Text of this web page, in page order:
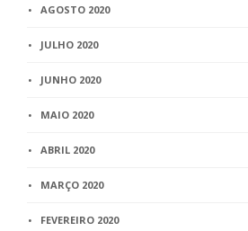
AGOSTO 2020
JULHO 2020
JUNHO 2020
MAIO 2020
ABRIL 2020
MARÇO 2020
FEVEREIRO 2020